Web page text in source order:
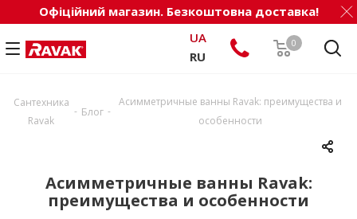
Офіційний магазин. Безкоштовна доставка!
0
UA
RU
Сантехника
Ravak
- Блог -
Асимметричные ванны Ravak: преимущества и
особенности
Асимметричные ванны Ravak:
преимущества и особенности